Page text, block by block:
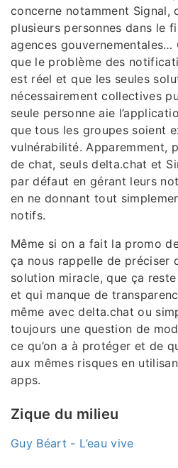
concerne notamment Signal,
plusieurs personnes dans le
agences gouvernementales…
que le problème des
est réel et que les seules
nécessairement collectives
seule personne aie
que tous les groupes soient
vulnérabilité. Apparemment,
de chat, seuls delta.chat et
par défaut en gérant leurs
en ne donnant tout
notifs.
Même si on a fait la promo
ça nous rappelle de préciser
solution miracle, que ça
et qui manque de
même avec delta.chat ou
toujours une question de
ce qu’on a à protéger et de
aux mêmes risques en
apps.
Zique du milieu
Guy Béart - L’eau vive